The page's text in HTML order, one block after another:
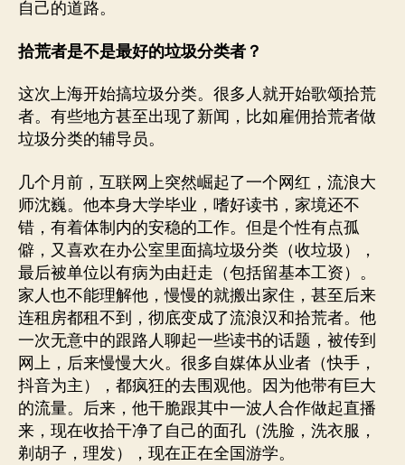
自己的道路。
拾荒者是不是最好的垃圾分类者？
这次上海开始搞垃圾分类。很多人就开始歌颂拾荒
者。有些地方甚至出现了新闻，比如雇佣拾荒者做
垃圾分类的辅导员。
几个月前，互联网上突然崛起了一个网红，流浪大
师沈巍。他本身大学毕业，嗜好读书，家境还不
错，有着体制内的安稳的工作。但是个性有点孤
僻，又喜欢在办公室里面搞垃圾分类（收垃圾），
最后被单位以有病为由赶走（包括留基本工资）。
家人也不能理解他，慢慢的就搬出家住，甚至后来
连租房都租不到，彻底变成了流浪汉和拾荒者。他
一次无意中的跟路人聊起一些读书的话题，被传到
网上，后来慢慢大火。很多自媒体从业者（快手，
抖音为主），都疯狂的去围观他。因为他带有巨大
的流量。后来，他干脆跟其中一波人合作做起直播
来，现在收拾干净了自己的面孔（洗脸，洗衣服，
剃胡子，理发），现在正在全国游学。